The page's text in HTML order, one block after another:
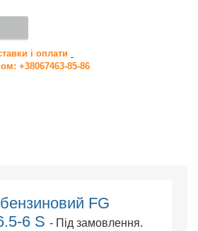
і оплати
+38067463-85-86
FG
6 S - Під замовлення.